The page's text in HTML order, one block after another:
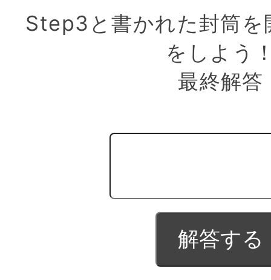
Step3と書かれた封筒を
をしよう
最終解答